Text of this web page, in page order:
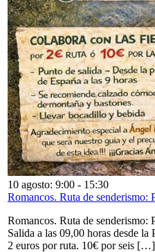
10 agosto: 9:00 - 15:30
Romancos. Ruta de senderismo:
Romancos. Ruta de senderismo:
Salida a las 09,00 horas desde la
2 euros por ruta. 10€ por seis […]